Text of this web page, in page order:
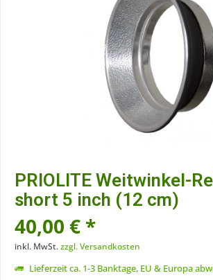
PRIOLITE Weitwinkel-
short 5 inch (12 cm)
40,00 € *
inkl. MwSt.zzgl. Versandkosten
Lieferzeit ca. 1-3 Banktage, EU & Europa